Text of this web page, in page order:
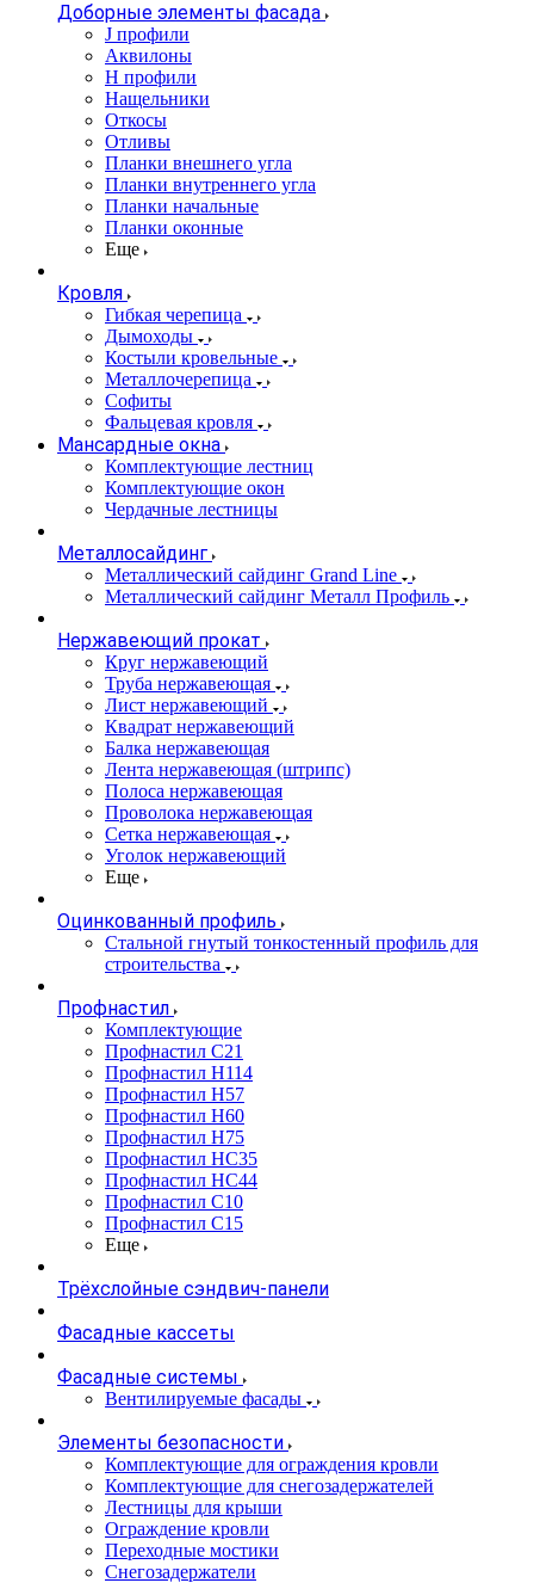
Доборные элементы фасада
J профили
Аквилоны
Н профили
Нащельники
Откосы
Отливы
Планки внешнего угла
Планки внутреннего угла
Планки начальные
Планки оконные
Еще
Кровля
Гибкая черепица
Дымоходы
Костыли кровельные
Металлочерепица
Софиты
Фальцевая кровля
Мансардные окна
Комплектующие лестниц
Комплектующие окон
Чердачные лестницы
Металлосайдинг
Металлический сайдинг Grand Line
Металлический сайдинг Металл Профиль
Нержавеющий прокат
Круг нержавеющий
Труба нержавеющая
Лист нержавеющий
Квадрат нержавеющий
Балка нержавеющая
Лента нержавеющая (штрипс)
Полоса нержавеющая
Проволока нержавеющая
Сетка нержавеющая
Уголок нержавеющий
Еще
Оцинкованный профиль
Стальной гнутый тонкостенный профиль для
строительства
Профнастил
Комплектующие
Профнастил C21
Профнастил Н114
Профнастил Н57
Профнастил Н60
Профнастил Н75
Профнастил НС35
Профнастил НС44
Профнастил С10
Профнастил С15
Еще
Трёхслойные сэндвич-панели
Фасадные кассеты
Фасадные системы
Вентилируемые фасады
Элементы безопасности
Комплектующие для ограждения кровли
Комплектующие для снегозадержателей
Лестницы для крыши
Ограждение кровли
Переходные мостики
Снегозадержатели